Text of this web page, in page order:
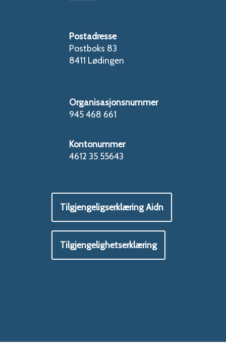
Postadresse
Postboks 83
8411 Lødingen
Organisasjonsnummer
945 468 661
Kontonummer
4612 35 55643
Tilgjengeligserklæring Aidn
Tilgjengelighetserklæring